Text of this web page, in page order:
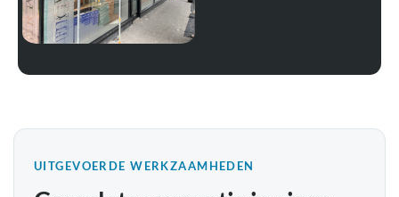
UITGEVOERDE WERKZAAMHEDEN